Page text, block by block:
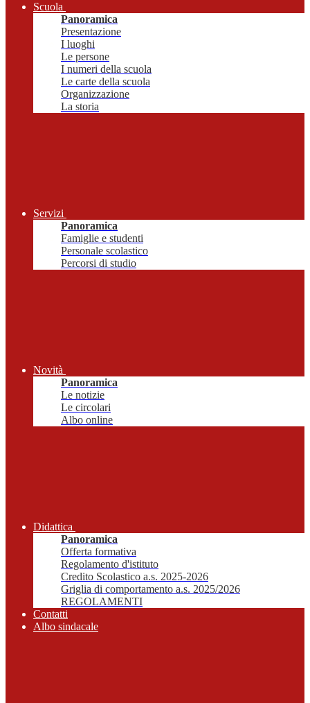
Scuola
Panoramica
Presentazione
I luoghi
Le persone
I numeri della scuola
Le carte della scuola
Organizzazione
La storia
Servizi
Panoramica
Famiglie e studenti
Personale scolastico
Percorsi di studio
Novità
Panoramica
Le notizie
Le circolari
Albo online
Didattica
Panoramica
Offerta formativa
Regolamento d'istituto
Credito Scolastico a.s. 2025-2026
Griglia di comportamento a.s. 2025/2026
REGOLAMENTI
Contatti
Albo sindacale